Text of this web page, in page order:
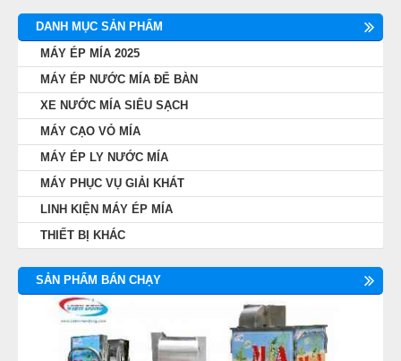
DANH MỤC SẢN PHẨM
MÁY ÉP MÍA 2025
MÁY ÉP NƯỚC MÍA ĐỂ BÀN
XE NƯỚC MÍA SIÊU SẠCH
MÁY CẠO VỎ MÍA
MÁY ÉP LY NƯỚC MÍA
MÁY PHỤC VỤ GIẢI KHÁT
LINH KIỆN MÁY ÉP MÍA
THIẾT BỊ KHÁC
SẢN PHẨM BÁN CHẠY